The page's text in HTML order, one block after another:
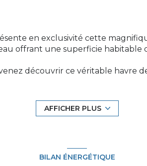
en exclusivité cette
offrant une superficie habitable
découvrir ce véritable havre
haut de gamme alliant des
parentale somptueuse offrant un
AFFICHER PLUS
BILAN ÉNERGÉTIQUE